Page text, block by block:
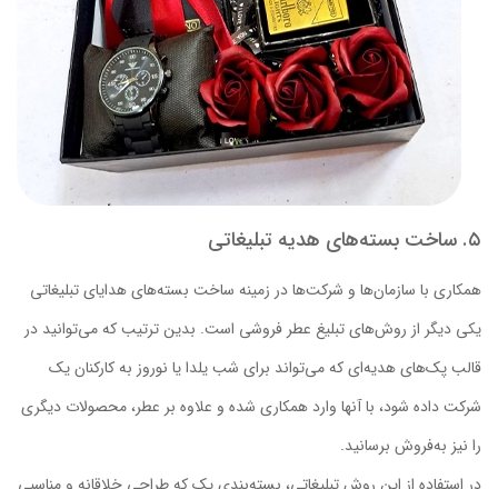
۵. ساخت بسته‌های هدیه تبلیغاتی
همکاری با سازمان‌ها و شرکت‌ها در زمینه ساخت بسته‌های هدایای تبلیغاتی
یکی دیگر از روش‌های تبلیغ عطر فروشی است. بدین ترتیب که می‌توانید در
قالب پک‌های هدیه‌ای که می‌تواند برای شب یلدا یا نوروز به کارکنان یک
شرکت داده شود، با آنها وارد همکاری شده و علاوه بر عطر، محصولات دیگری
را نیز به‌فروش برسانید.
در استفاده از این روش تبلیغاتی، بسته‌بندی پک که طراحی خلاقانه و مناسبی